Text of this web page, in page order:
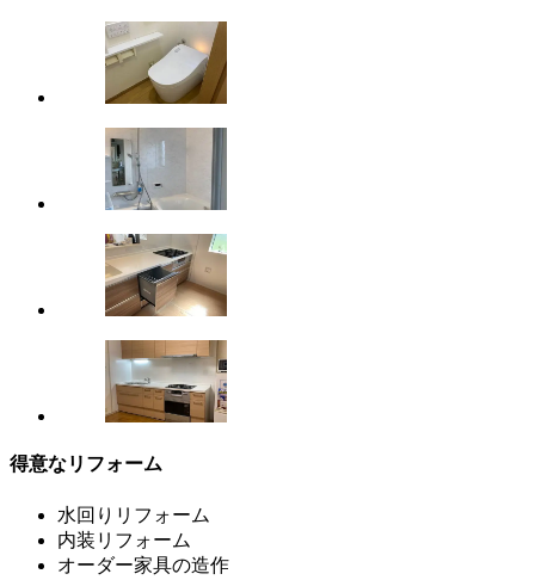
得意なリフォーム
水回りリフォーム
内装リフォーム
オーダー家具の造作